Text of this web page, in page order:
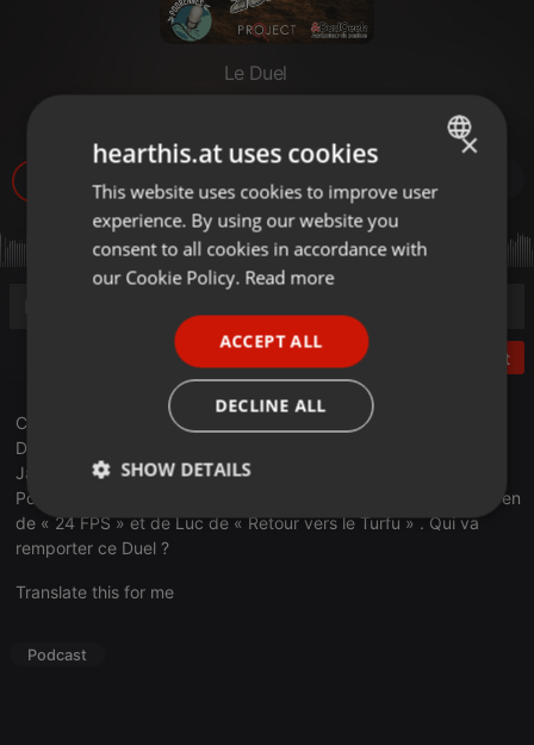
Le Duel
Le Duel - Live à Podrennes
Post
Contre vents et marées, le 2ième Live à Podrennes a eu lieu.
Deux équipes composées d’un côté de Richoult de la Team
Javras, représentant Phil Goud de PodShows, et d’Aurélie du
Podcast : « Tu aimes les film d’horreur ? » et de l’autre de Draven
de « 24 FPS » et de Luc de « Retour vers le Turfu » . Qui va
remporter ce Duel ?
Translate this for me
Podcast
ENGLISH
GERMAN
×
hearthis.at uses cookies
This website uses cookies to improve user
experience. By using our website you
consent to all cookies in accordance with
our Cookie Policy. Read more
ACCEPT ALL
DECLINE ALL
SHOW DETAILS
Strictly
necessary
Targeting Functionality